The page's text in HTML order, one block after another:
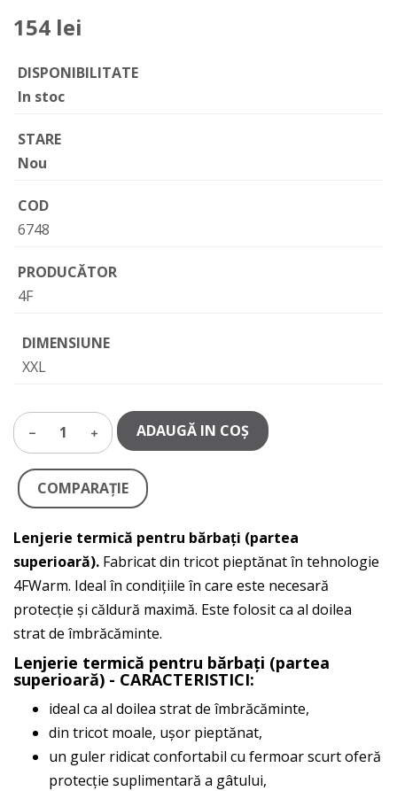
154 lei
DISPONIBILITATE
In stoc
STARE
Nou
COD
6748
PRODUCĂTOR
4F
DIMENSIUNE
XXL
1 ADAUGĂ IN COŞ
COMPARAŢIE
Lenjerie termică pentru bărbați (partea
superioară). Fabricat din tricot pieptănat în tehnologie
4FWarm. Ideal în condițiile în care este necesară
protecție și căldură maximă. Este folosit ca al doilea
strat de îmbrăcăminte.
Lenjerie termică pentru bărbați (partea
superioară) - CARACTERISTICI:
ideal ca al doilea strat de îmbrăcăminte,
din tricot moale, ușor pieptănat,
un guler ridicat confortabil cu fermoar scurt oferă
protecție suplimentară a gâtului,